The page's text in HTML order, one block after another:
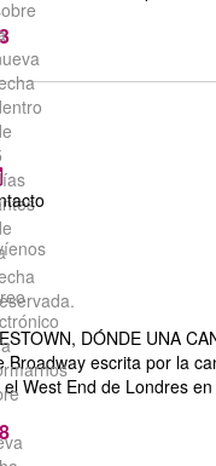
DÓNDE UNA
Broadway escrita por la
West End de Londres